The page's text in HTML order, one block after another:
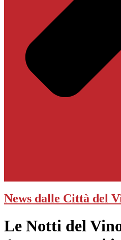
News dalle Città del
Le Notti del